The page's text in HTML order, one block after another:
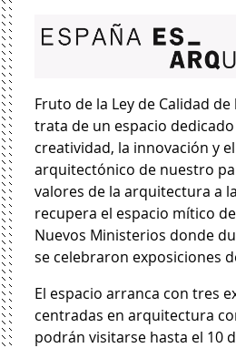
Fruto de la Ley de Calidad
trata de un espacio
creatividad, la innovación y
arquitectónico de nuestro
valores de la arquitectura a
recupera el espacio mítico
Nuevos Ministerios donde
se celebraron exposiciones
El espacio arranca con tres
centradas en arquitectura
podrán visitarse hasta el 10